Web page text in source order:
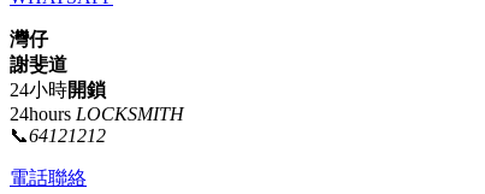
灣仔
謝斐道
24小時開鎖
24hours LOCKSMITH
📞64121212
電話聯絡